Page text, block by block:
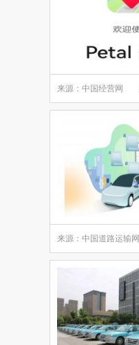
来源：中国经营网
来源：中国道路运输网